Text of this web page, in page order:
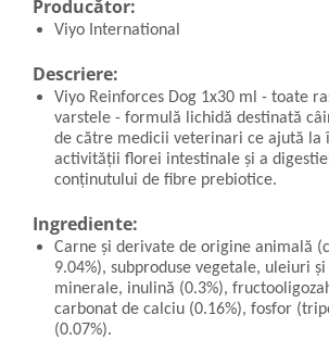
Producător:
Viyo International
Descriere:
Viyo Reinforces Dog 1x30 ml - toate
varstele - formulă lichidă destinată
de către medicii veterinari ce ajută la
activității florei intestinale și a
conținutului de fibre prebiotice.
Ingrediente:
Carne și derivate de origine animală
9.04%), subproduse vegetale, uleiuri
minerale, inulină (0.3%),
carbonat de calciu (0.16%), fosfor
(0.07%).